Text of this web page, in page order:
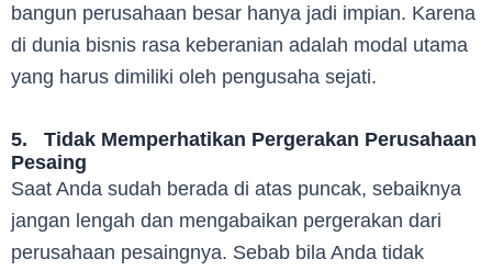
bangun perusahaan besar hanya jadi impian. Karena
di dunia bisnis rasa keberanian adalah modal utama
yang harus dimiliki oleh pengusaha sejati.
5. Tidak Memperhatikan Pergerakan Perusahaan
Pesaing
Saat Anda sudah berada di atas puncak, sebaiknya
jangan lengah dan mengabaikan pergerakan dari
perusahaan pesaingnya. Sebab bila Anda tidak